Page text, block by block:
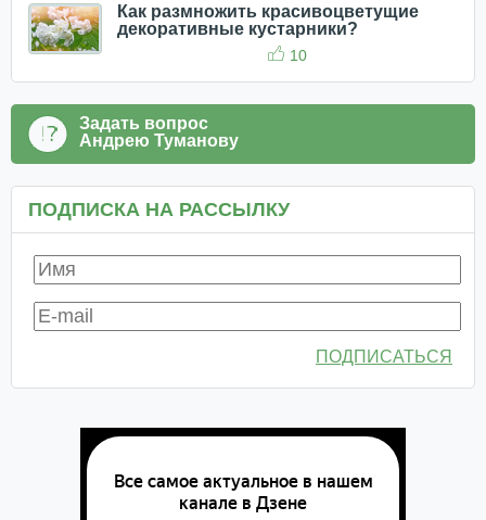
Как размножить красивоцветущие
декоративные кустарники?
10
Задать вопрос
Андрею Туманову
ПОДПИСКА НА РАССЫЛКУ
ПОДПИСАТЬСЯ